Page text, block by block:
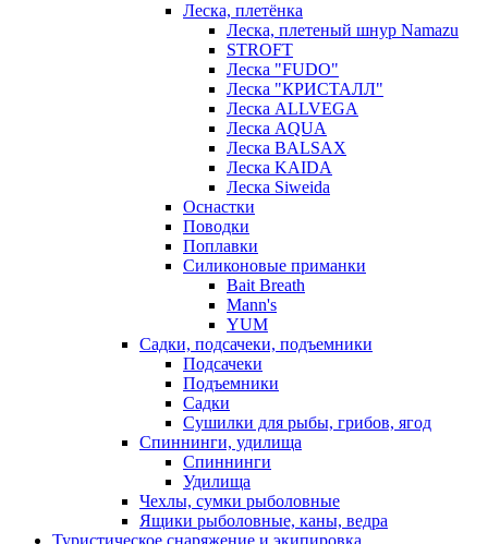
Леска, плетёнка
Леска, плетеный шнур Namazu
STROFT
Леска "FUDO"
Леска "КРИСТАЛЛ"
Леска ALLVEGA
Леска AQUA
Леска BALSAX
Леска KAIDA
Леска Siweida
Оснастки
Поводки
Поплавки
Силиконовые приманки
Bait Breath
Mann's
YUM
Садки, подсачеки, подъемники
Подсачеки
Подъемники
Садки
Сушилки для рыбы, грибов, ягод
Спиннинги, удилища
Спиннинги
Удилища
Чехлы, сумки рыболовные
Ящики рыболовные, каны, ведра